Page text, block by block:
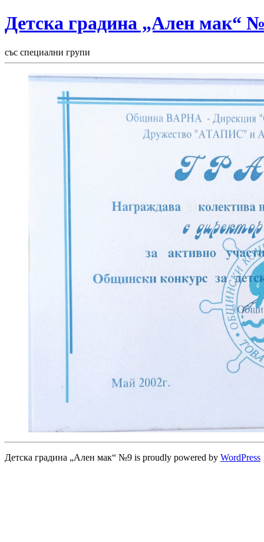
Детска градина „Ален мак“
със специални групи
Детска градина „Ален мак“ №9 is proudly powered by WordPress